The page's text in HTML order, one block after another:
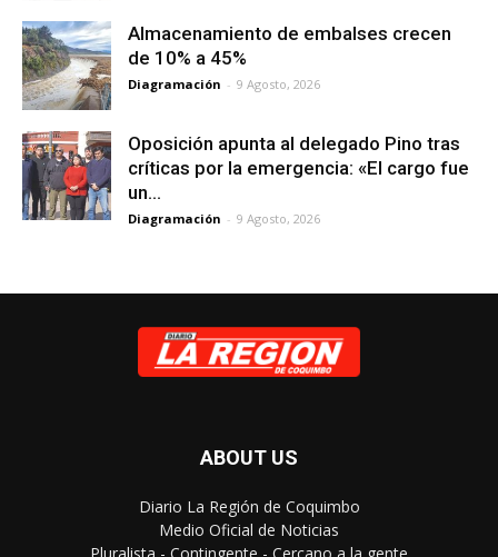
Almacenamiento de embalses crecen
de 10% a 45%
Diagramación - 9 Agosto, 2026
Oposición apunta al delegado Pino tras
críticas por la emergencia: «El cargo fue
un...
Diagramación - 9 Agosto, 2026
ABOUT US
Diario La Región de Coquimbo
Medio Oficial de Noticias